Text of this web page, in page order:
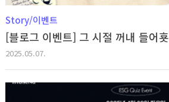
Story/이벤트
[블로그 이벤트] 그 시절 꺼내 들어횻
2025.05.07.